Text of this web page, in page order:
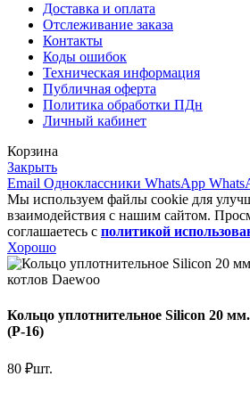
Доставка и оплата
Отслеживание заказа
Контакты
Коды ошибок
Техническая информация
Публичная оферта
Политика обработки ПДн
Личный кабинет
Корзина
Закрыть
Email Одноклассники WhatsApp
Мы используем файлы cookie для
взаимодействия с нашим сайтом.
соглашаетесь с политикой
Хорошо
Кольцо уплотнительное Silicon 20 мм.
(Р-16)
80 ₽шт.